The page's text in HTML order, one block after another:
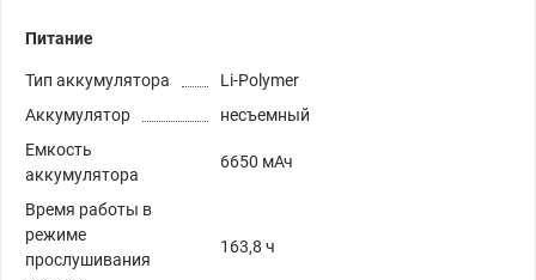
Питание
Тип аккумулятора
Li-Polymer
Аккумулятор
несъемный
Емкость
аккумулятора
6650 мАч
Время работы в
режиме
прослушивания
163,8 ч